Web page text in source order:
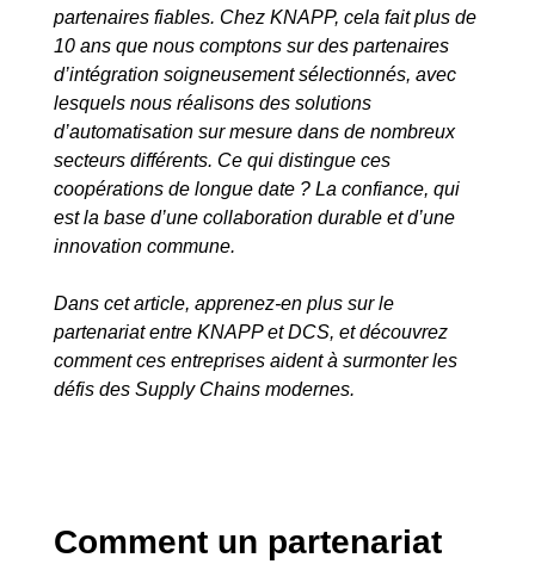
partenaires fiables. Chez KNAPP, cela fait plus de
10 ans que nous comptons sur des partenaires
d’intégration soigneusement sélectionnés, avec
lesquels nous réalisons des solutions
d’automatisation sur mesure dans de nombreux
secteurs différents. Ce qui distingue ces
coopérations de longue date ? La confiance, qui
est la base d’une collaboration durable et d’une
innovation commune.
Dans cet article, apprenez-en plus sur le
partenariat entre KNAPP et DCS, et découvrez
comment ces entreprises aident à surmonter les
défis des Supply Chains modernes.
Comment un partenariat